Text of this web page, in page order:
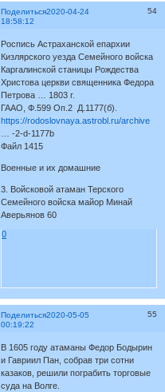
Поделиться 54
2020-04-24
18:58:12
Роспись Астраханской епархии
Кизлярского уезда Семейного войска
Каргалинской станицы Рождества
Христова церкви священника Федора
Петрова … 1803 г.
ГААО, Ф.599 Оп.2 Д.1177(б).
https://rodoslovnaya.astrobl.ru/archive
… -2-d-1177b
Файл 1415
Военные и их домашние
3. Войсковой атаман Терского
Семейного войска майор Минай
Аверьянов 60
0
Поделиться 55
2020-05-05
00:19:22
В 1605 году атаманы Федор Бодырин
и Гавриил Пан, собрав три сотни
казаков, решили пограбить торговые
суда на Волге.